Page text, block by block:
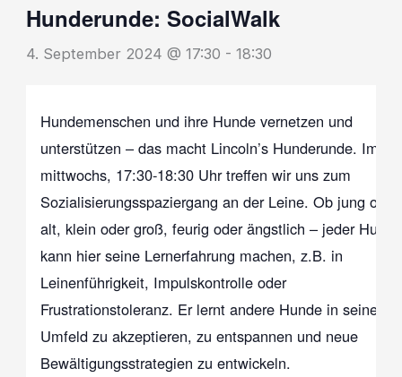
Hunderunde: SocialWalk
4. September 2024 @ 17:30 - 18:30
Hundemenschen und ihre Hunde vernetzen und
unterstützen – das macht Lincoln’s Hunderunde.
mittwochs, 17:30-18:30 Uhr treffen wir uns zum
Sozialisierungsspaziergang an der Leine. Ob jung oder
alt, klein oder groß, feurig oder ängstlich – jeder Hund
kann hier seine Lernerfahrung machen, z.B. in
Leinenführigkeit, Impulskontrolle oder
Frustrationstoleranz. Er lernt andere Hunde in seinem
Umfeld zu akzeptieren, zu entspannen und neue
Bewältigungsstrategien zu entwickeln.